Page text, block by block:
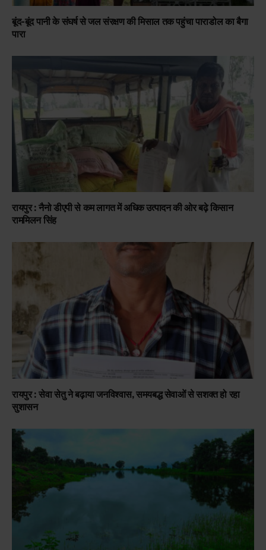
बूंद-बूंद पानी के संघर्ष से जल संरक्षण की मिसाल तक पहुंचा पाराडोल का बैगा
पारा
रायपुर : नैनो डीएपी से कम लागत में अधिक उत्पादन की ओर बढ़े किसान
राममिलन सिंह
रायपुर : सेवा सेतु ने बढ़ाया जनविश्वास, समयबद्ध सेवाओं से सशक्त हो रहा
सुशासन